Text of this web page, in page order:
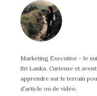
Marketing Executive - Je
Sri Lanka. Curieuse et
apprendre sur le terrain
d’article ou de vidéo.